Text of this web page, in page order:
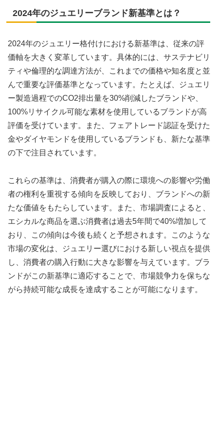
2024年のジュエリーブランド新基準とは？
2024年のジュエリー格付けにおける新基準は、従来の評
価軸を大きく変革しています。具体的には、サステナビリ
ティや倫理的な調達方法が、これまでの価格や知名度と並
んで重要な評価基準となっています。たとえば、ジュエリ
ー製造過程でのCO2排出量を30%削減したブランドや、
100%リサイクル可能な素材を使用しているブランドが高
評価を受けています。また、フェアトレード認証を受けた
金やダイヤモンドを使用しているブランドも、新たな基準
の下で注目されています。
これらの基準は、消費者が購入の際に環境への影響や労働
者の権利を重視する傾向を反映しており、ブランドへの新
たな価値をもたらしています。また、市場調査によると、
エシカルな商品を選ぶ消費者は過去5年間で40%増加して
おり、この傾向は今後も続くと予想されます。このような
市場の変化は、ジュエリー選びにおける新しい視点を提供
し、消費者の購入行動に大きな影響を与えています。ブラ
ンドがこの新基準に適応することで、市場競争力を保ちな
がら持続可能な成長を達成することが可能になります。